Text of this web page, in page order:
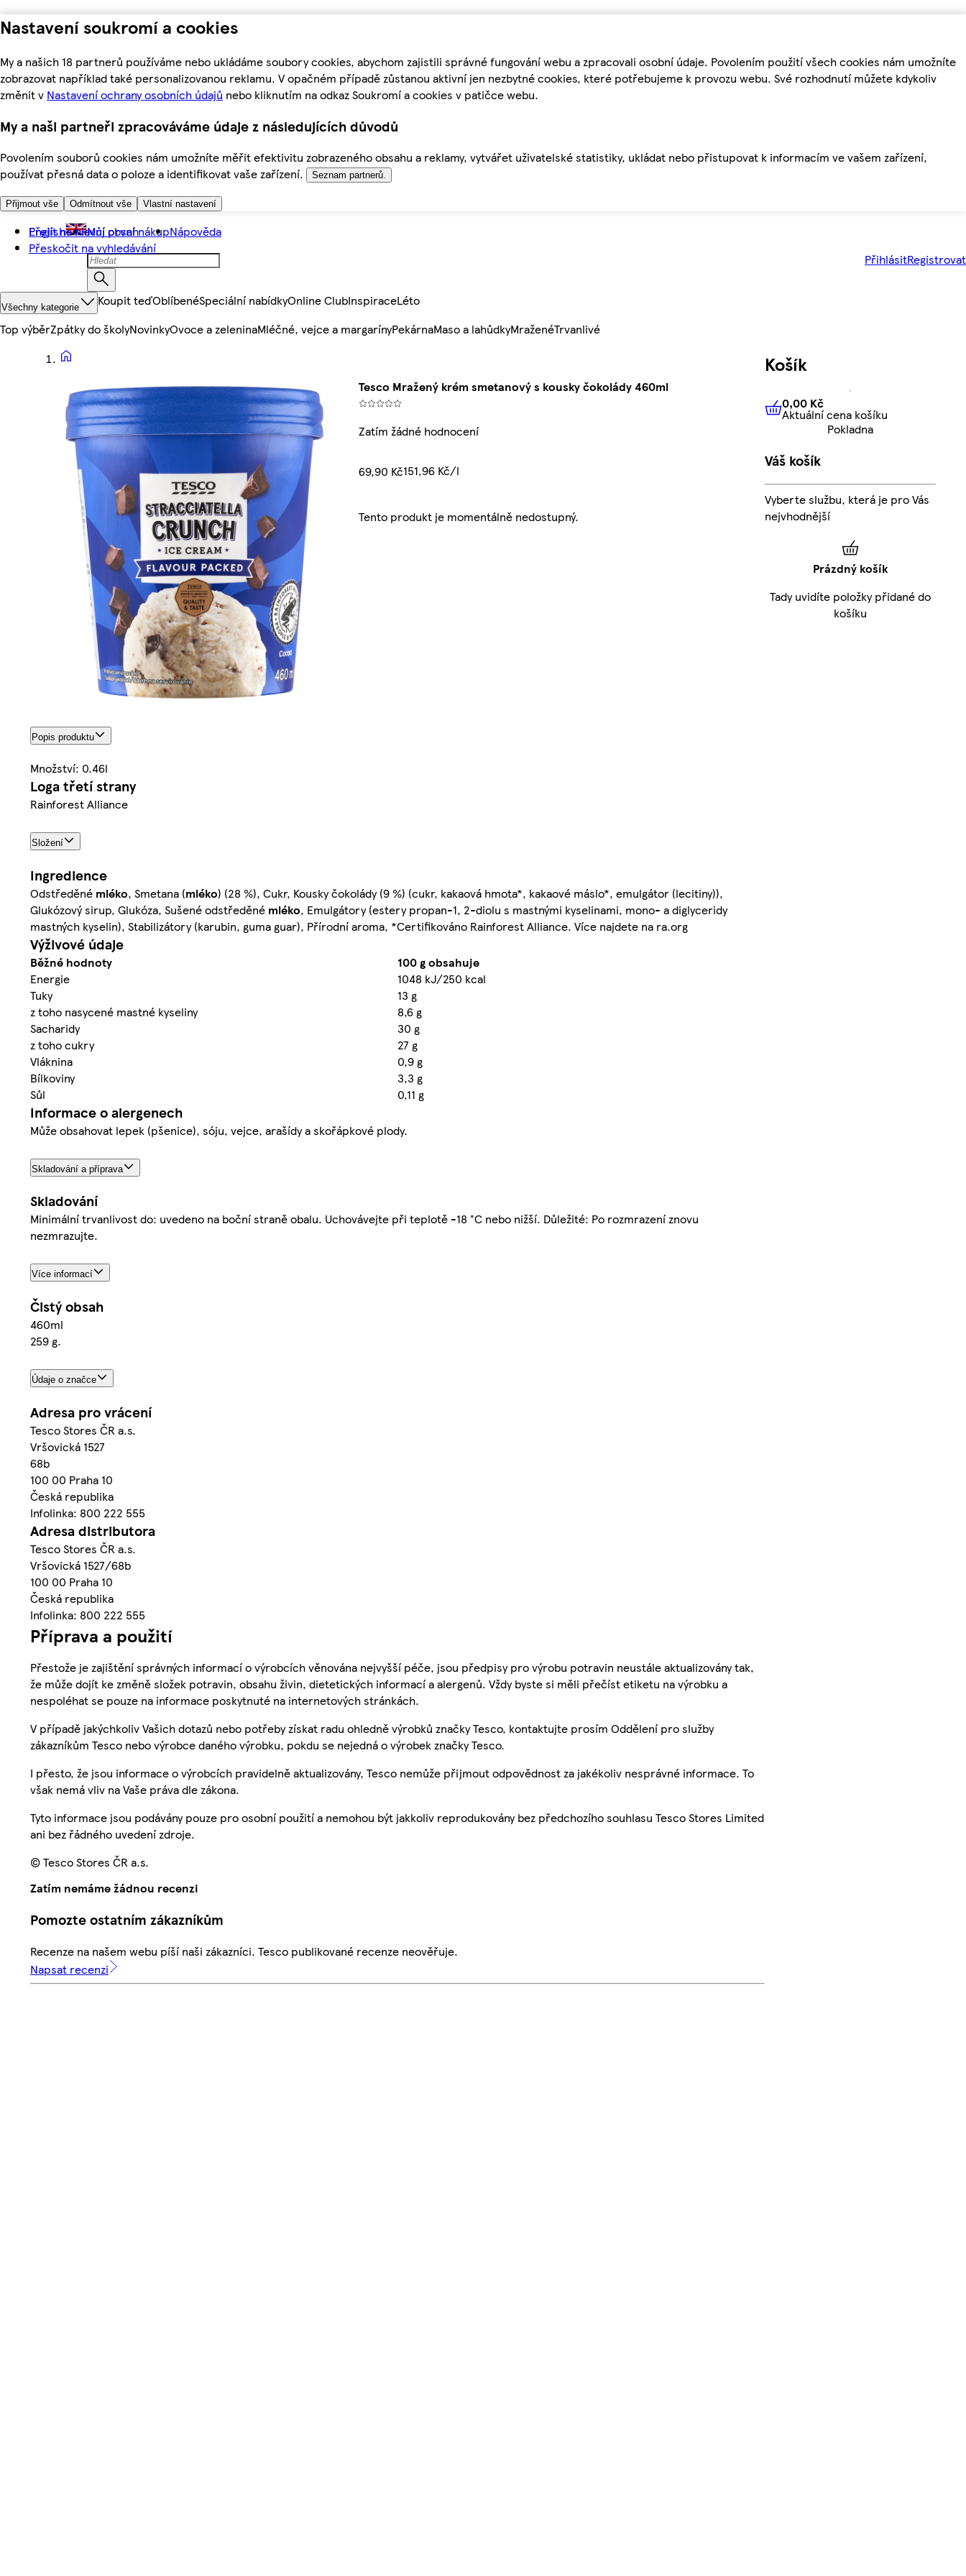
Nastavení soukromí a cookies
My a našich 18 partnerů používáme nebo ukládáme soubory cookies, abychom zajistili správné fungování webu a zpracovali osobní údaje. Povolením použití všech cookies nám umožníte
zobrazovat například také personalizovanou reklamu. V opačném případě zůstanou aktivní jen nezbytné cookies, které potřebujeme k provozu webu. Své rozhodnutí můžete kdykoliv
změnit v Nastavení ochrany osobních údajů nebo kliknutím na odkaz Soukromí a cookies v patičce webu.
My a naši partneři zpracováváme údaje z následujících důvodů
Povolením souborů cookies nám umožníte měřit efektivitu zobrazeného obsahu a reklamy, vytvářet uživatelské statistiky, ukládat nebo přistupovat k informacím ve vašem zařízení,
používat přesná data o poloze a identifikovat vaše zařízení.
Seznam partnerů.
Přijmout vše Odmítnout vše Vlastní nastavení
Přejít na hlavní obsah
Přeskočit na vyhledávání
English Můj první nákupNápověda
PřihlásitRegistrovat
Všechny kategorie Koupit teďOblíbenéSpeciální nabídkyOnline ClubInspiraceLéto
Top výběrZpátky do školyNovinkyOvoce a zeleninaMléčné, vejce a margarínyPekárnaMaso a lahůdkyMraženéTrvanlivé
Tesco Mražený krém smetanový s kousky čokolády 460ml
Zatím žádné hodnocení
69,90 Kč151,96 Kč/l
Tento produkt je momentálně nedostupný.
Popis produktu
Množství: 0.46l
Loga třetí strany
Rainforest Alliance
Složení
Ingredience
Odstředěné mléko, Smetana (mléko) (28 %), Cukr, Kousky čokolády (9 %) (cukr, kakaová hmota*, kakaové máslo*, emulgátor (lecitiny)),
Glukózový sirup, Glukóza, Sušené odstředěné mléko, Emulgátory (estery propan-1, 2-diolu s mastnými kyselinami, mono- a diglyceridy
mastných kyselin), Stabilizátory (karubin, guma guar), Přírodní aroma, *Certifikováno Rainforest Alliance. Více najdete na ra.org
Výživové údaje
Běžné hodnoty
100 g obsahuje
Energie
1048 kJ/250 kcal
Tuky
13 g
z toho nasycené mastné kyseliny
8,6 g
Sacharidy
30 g
z toho cukry
27 g
Vláknina
0,9 g
Bílkoviny
3,3 g
Sůl
0,11 g
Informace o alergenech
Může obsahovat lepek (pšenice), sóju, vejce, arašídy a skořápkové plody.
Skladování a příprava
Skladování
Minimální trvanlivost do: uvedeno na boční straně obalu. Uchovávejte při teplotě -18 °C nebo nižší. Důležité: Po rozmrazení znovu
nezmrazujte.
Více informací
Čistý obsah
460ml
259 g.
Údaje o značce
Adresa pro vrácení
Tesco Stores ČR a.s.
Vršovická 1527
68b
100 00 Praha 10
Česká republika
Infolinka: 800 222 555
Adresa distributora
Tesco Stores ČR a.s.
Vršovická 1527/68b
100 00 Praha 10
Česká republika
Infolinka: 800 222 555
Příprava a použití
Přestože je zajištění správných informací o výrobcích věnována nejvyšší péče, jsou předpisy pro výrobu potravin neustále aktualizovány tak,
že může dojít ke změně složek potravin, obsahu živin, dietetických informací a alergenů. Vždy byste si měli přečíst etiketu na výrobku a
nespoléhat se pouze na informace poskytnuté na internetových stránkách.
V případě jakýchkoliv Vašich dotazů nebo potřeby získat radu ohledně výrobků značky Tesco, kontaktujte prosím Oddělení pro služby
zákazníkům Tesco nebo výrobce daného výrobku, pokdu se nejedná o výrobek značky Tesco.
I přesto, že jsou informace o výrobcích pravidelně aktualizovány, Tesco nemůže přijmout odpovědnost za jakékoliv nesprávné informace. To
však nemá vliv na Vaše práva dle zákona.
Tyto informace jsou podávány pouze pro osobní použití a nemohou být jakkoliv reprodukovány bez předchozího souhlasu Tesco Stores Limited
ani bez řádného uvedení zdroje.
© Tesco Stores ČR a.s.
Zatím nemáme žádnou recenzi
Pomozte ostatním zákazníkům
Recenze na našem webu píší naši zákazníci. Tesco publikované recenze neověřuje.
Napsat recenzi
Košík
0,00 KčAktuální cena košíku
0,00 Kč
Aktuální cena košíku
Pokladna
Váš košík
Vyberte službu, která je pro Vás
nejvhodnější
Prázdný košík
Tady uvidíte položky přidané do
košíku